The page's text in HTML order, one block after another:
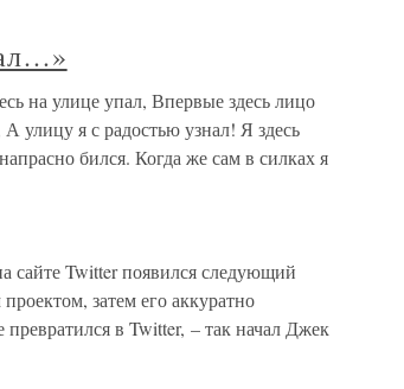
на улице упал, Впервые здесь лицо
улицу я с радостью узнал! Я здесь
бился. Когда же сам в силках я
сайте Twitter появился следующий
затем его аккуратно
в Twitter, – так начал Джек